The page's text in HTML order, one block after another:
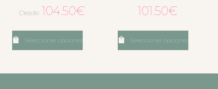
Desde: 104.50€
Seleccionar opciones
101.50€
Seleccionar opciones